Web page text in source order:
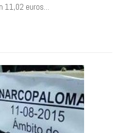
11,02 euros…